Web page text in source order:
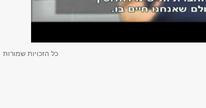
כל הזכויות שמורות